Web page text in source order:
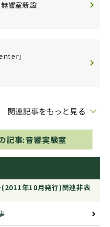
響室新設
」
関連記事をもっと見る
記事:音響実験室
年10月発行)関連非表